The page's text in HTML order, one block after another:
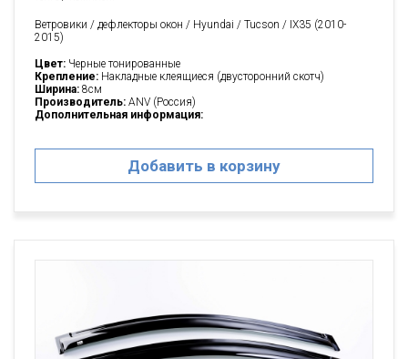
Ветровики / дефлекторы окон / Hyundai / Tucson / IX35 (2010-
2015)
Цвет: Черные тонированные
Крепление: Накладные клеящиеся (двусторонний скотч)
Ширина: 8см
Производитель: ANV (Россия)
Дополнительная информация:
Добавить в корзину